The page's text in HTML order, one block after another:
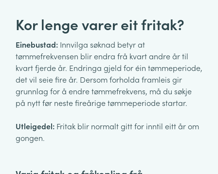
Kor lenge varer eit fritak?
Einebustad: Innvilga søknad betyr at
tømmefrekvensen blir endra frå kvart andre år til
kvart fjerde år. Endringa gjeld for éin tømmeperiode,
det vil seie fire år. Dersom forholda framleis gir
grunnlag for å endre tømmefrekvens, må du søkje
på nytt før neste fireårige tømmeperiode startar.
Utleigedel: Fritak blir normalt gitt for inntil eitt år om
gongen.